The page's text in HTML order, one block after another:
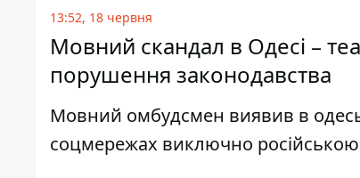
13:52, 18 червня
Мовний скандал в Одесі –
порушення законодавства
Мовний омбудсмен виявив в
соцмережах виключно російською